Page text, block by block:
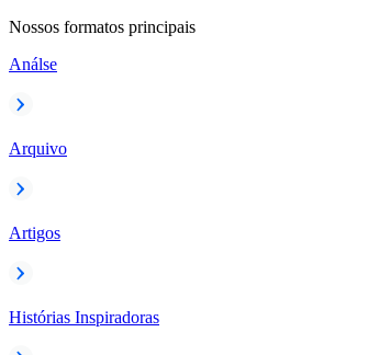
Nossos formatos principais
Análse
Arquivo
Artigos
Histórias Inspiradoras